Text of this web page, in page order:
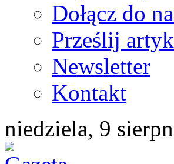
Dołącz do
Prześlij
Newsletter
Kontakt
niedziela, 9